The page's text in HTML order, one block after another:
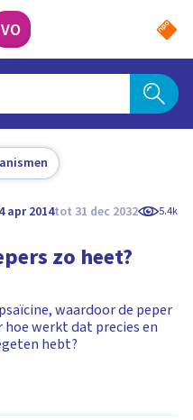
VO
apr 2014tot 31 dec 2032 5.4k
zo heet?
waardoor de peper
werkt dat precies en
hebt?